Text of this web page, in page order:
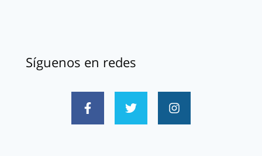
Síguenos en redes